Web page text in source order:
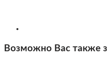
Возможно Вас также